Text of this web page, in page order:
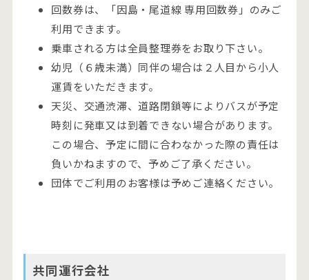
回数券は、「因島・尾道線 専用回数券」のみご
利用できます。
乗車される方は全員整理券をお取り下さい。
幼児（６歳未満）同伴の場合は２人目から小人
運賃をいただきます。
天災、交通渋滞、道路閉鎖等によりバスが予定
時刻に発車又は到着できない場合があります。
この場合、予定に間に合わなかった際の責任は
負いかねますので、予めご了承ください。
団体でご利用のお客様は予めご連絡ください。
共同運行会社